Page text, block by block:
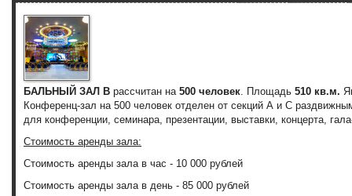
БАЛЬНЫЙ ЗАЛ В рассчитан на 500 человек. Площадь 510 кв.м.
Конференц-зал на 500 человек отделен от секций А и С
для конференции, семинара, презентации, выставки, концерта,
Стоимость аренды зала:
Стоимость аренды зала в час - 10 000 рублей
Стоимость аренды зала в день - 85 000 рублей